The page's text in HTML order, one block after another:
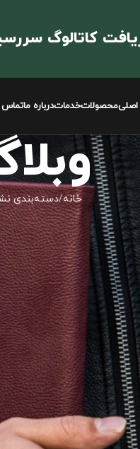
کاتالوگ سررسید 1405
محصولاتخدماتدرباره ماتماس
خانه دسته‌بندی
دسته‌بندی نشده
شده توسط مجموعه تیج